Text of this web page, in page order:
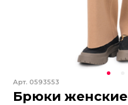
Арт.0593553
Брюки женские